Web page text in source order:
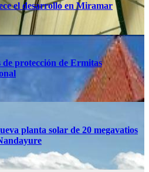
el desarrollo en Miramar
de protección de Ermitas
planta solar de 20 megavatios